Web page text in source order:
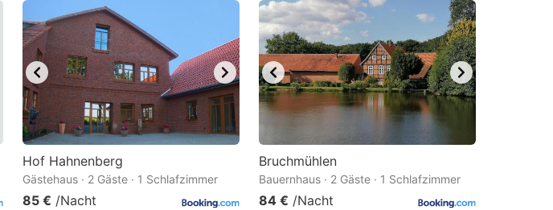
Hof Hahnenberg
Gästehaus · 2 Gäste · 1 Schlafzimmer
85 € /Nacht
Bruchmühlen
Bauernhaus · 2 Gäste · 1 Schlafzimmer
84 € /Nacht